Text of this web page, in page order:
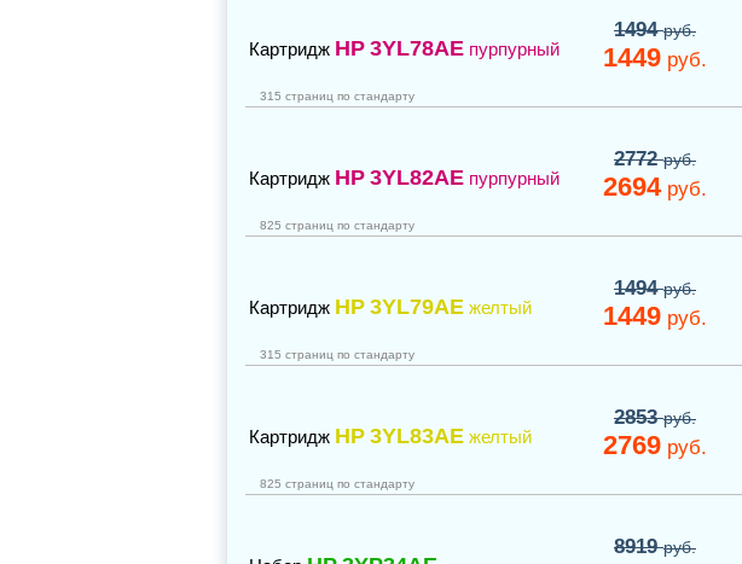
Картридж HP 3YL78AE пурпурный
1494руб.
1449 руб.
315 страниц по стандарту
Картридж HP 3YL82AE пурпурный
2772руб.
2694руб.
825 страниц по стандарту
Картридж HP 3YL79AE желтый
1494руб.
1449 руб.
315 страниц по стандарту
Картридж HP 3YL83AE желтый
2853руб.
2769 руб.
825 страниц по стандарту
8919руб.